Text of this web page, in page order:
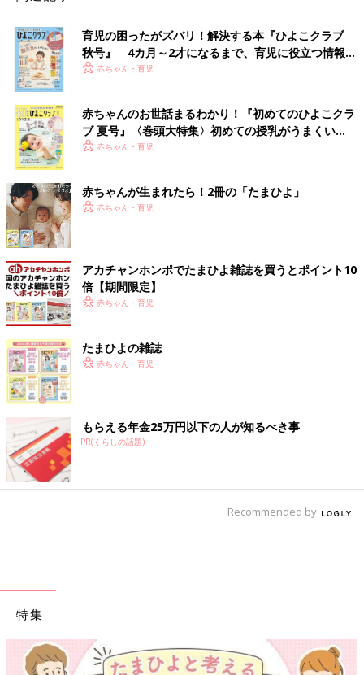
育児の困ったがズバリ！解決する本『ひよこクラブ
秋号』 4カ月～2才になるまで、育児に役立つ情報が
いっぱい！
赤ちゃん・育児
赤ちゃんのお世話まるわかり！『初めてのひよこクラ
ブ 夏号』〈巻頭大特集〉初めての授乳がうまくい
く！ おっぱい・ミルクの基本と夏のトラブル 解決テ
赤ちゃん・育児
赤ちゃんが生まれたら！2冊の「たまひよ」
赤ちゃん・育児
アカチャンホンポでたまひよ雑誌を買うとポイント10
倍【期間限定】
赤ちゃん・育児
たまひよの雑誌
赤ちゃん・育児
もらえる年金25万円以下の人が知るべき事
PR(くらしの話題)
Recommended by
特集